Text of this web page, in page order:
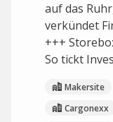
auf das
verkündet
+++
So tickt
Makersite
Cargonexx